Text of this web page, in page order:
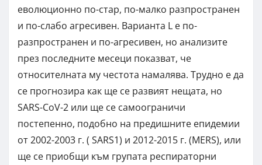
еволюционно по-стар, по-малко разпространен
и по-слабо агресивен. Варианта L е по-
разпространен и по-агресивен, но анализите
през последните месеци показват, че
относителната му честота намалява. Трудно е да
се прогнозира как ще се развият нещата, но
SARS-CoV-2 или ще се самоограничи
постепенно, подобно на предишните епидемии
от 2002-2003 г. ( SARS1) и 2012-2015 г. (MERS), или
ще се приобщи към групата респираторни